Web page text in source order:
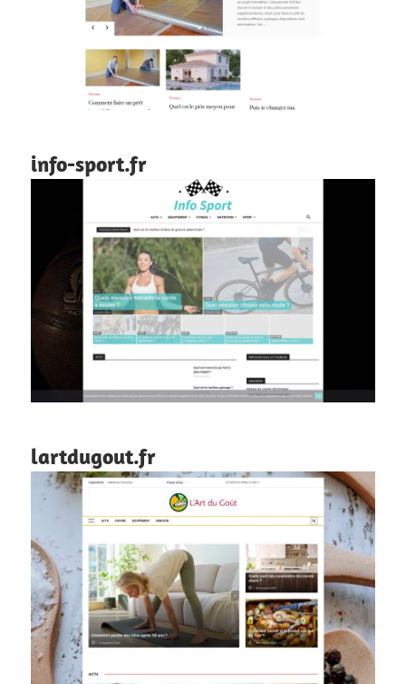
info-sport.fr
lartdugout.fr